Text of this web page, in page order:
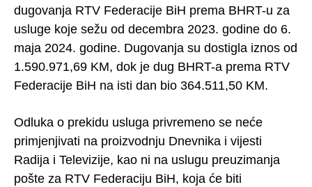
dugovanja RTV Federacije BiH prema BHRT-u za
usluge koje sežu od decembra 2023. godine do 6.
maja 2024. godine. Dugovanja su dostigla iznos od
1.590.971,69 KM, dok je dug BHRT-a prema RTV
Federacije BiH na isti dan bio 364.511,50 KM.
Odluka o prekidu usluga privremeno se neće
primjenjivati na proizvodnju Dnevnika i vijesti
Radija i Televizije, kao ni na uslugu preuzimanja
pošte za RTV Federaciju BiH, koja će biti